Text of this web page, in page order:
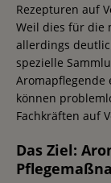
Rezepturen auf
Weil dies für die
allerdings
spezielle
können
Fachkräften auf
Das Ziel: